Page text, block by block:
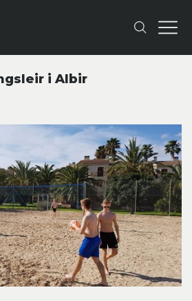
i Albir